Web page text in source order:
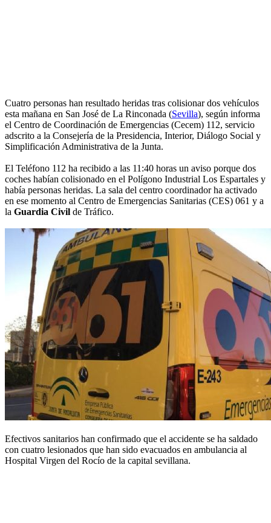
Cuatro personas han resultado heridas tras colisionar dos vehículos
esta mañana en San José de La Rinconada (Sevilla), según informa
el Centro de Coordinación de Emergencias (Cecem) 112, servicio
adscrito a la Consejería de la Presidencia, Interior, Diálogo Social y
Simplificación Administrativa de la Junta.
El Teléfono 112 ha recibido a las 11:40 horas un aviso porque dos
coches habían colisionado en el Polígono Industrial Los Espartales y
había personas heridas. La sala del centro coordinador ha activado
en ese momento al Centro de Emergencias Sanitarias (CES) 061 y a
la Guardia Civil de Tráfico.
Efectivos sanitarios han confirmado que el accidente se ha saldado
con cuatro lesionados que han sido evacuados en ambulancia al
Hospital Virgen del Rocío de la capital sevillana.